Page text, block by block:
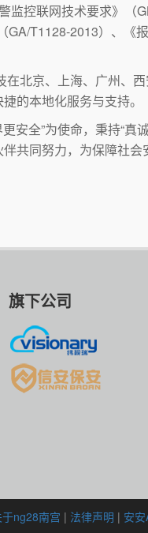
控联网技术要求》（
T1128-2013）、《
北京、上海、广州、
的本地化服务与支持。
全”为使命，秉持“真诚
共同努力，为保障社会
旗下公司
于ng28南宫 | 法律声明 | 安